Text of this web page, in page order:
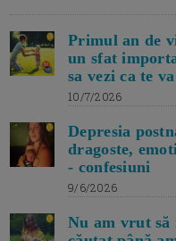
Primul an de
un sfat
sa vezi ca te
10/7/2026
Depresia
dragoste,
- confesiuni
9/6/2026
Nu am vrut să